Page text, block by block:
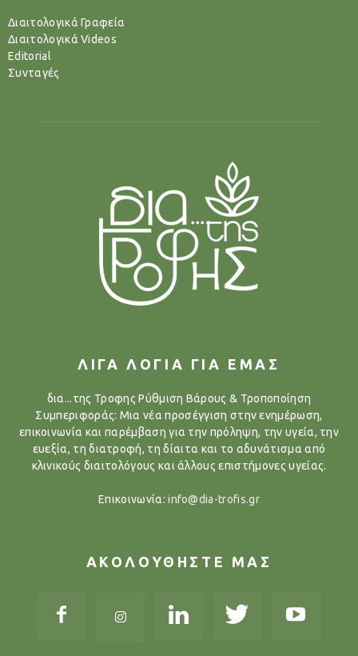
Διαιτολογικά Γραφεία
Διαιτολογικά Videos
Editorial
Συνταγές
ΛΙΓΑ ΛΟΓΙΑ ΓΙΑ ΕΜΑΣ
δια...της Τροφης Ρύθμιση Βάρους & Τροποποίηση
Συμπεριφοράς: Μια νέα προσέγγιση στην ενημέρωση,
επικοινωνία και παρέμβαση για την πρόληψη, την υγεία, την
ευεξία, τη διατροφή, τη δίαιτα και το αδυνάτισμα από
κλινικούς διαιτολόγους και άλλους επιστήμονες υγείας.
Επικοινωνία:info@dia-trofis.gr
ΑΚΟΛΟΥΘΗΣΤΕ ΜΑΣ